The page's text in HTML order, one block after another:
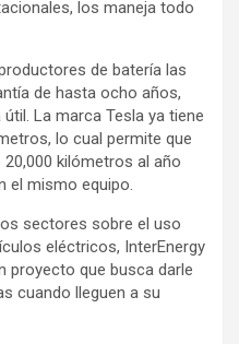
los maneja todo
de batería las
de hasta ocho años,
La marca Tesla ya tiene
lo cual permite que
kilómetros al año
el mismo equipo.
sectores sobre el uso
eléctricos, InterEnergy
proyecto que busca darle
cuando lleguen a su